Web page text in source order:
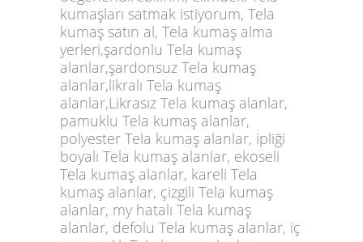
kumaşları satmak istiyorum, Tela
kumaş satın al, Tela kumaş alma
yerleri,şardonlu Tela kumaş
alanlar,şardonsuz Tela kumaş
alanlar,likralı Tela kumaş
alanlar,Likrasız Tela kumaş alanlar,
pamuklu Tela kumaş alanlar,
polyester Tela kumaş alanlar, ipliği
boyalı Tela kumaş alanlar, ekoseli
Tela kumaş alanlar, kareli Tela
kumaş alanlar, çizgili Tela kumaş
alanlar, my hatalı Tela kumaş
alanlar, defolu Tela kumaş alanlar, iç